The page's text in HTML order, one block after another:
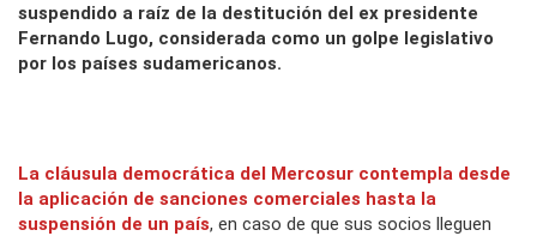
suspendido a raíz de la destitución del ex presidente
Fernando Lugo, considerada como un golpe legislativo
por los países sudamericanos.
La cláusula democrática del Mercosur contempla desde
la aplicación de sanciones comerciales hasta la
suspensión de un país, en caso de que sus socios lleguen